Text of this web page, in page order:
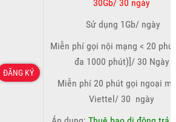
ĐĂNG KÝ
30Gb/ 30 ngày
Sử dụng 1Gb/ ngày
Miễn phí gọi nội mạng < 20
đa 1000 phút)]/ 30 Ngày
Miễn phí 20 phút gọi ngoại
Viettel/ 30 ngày